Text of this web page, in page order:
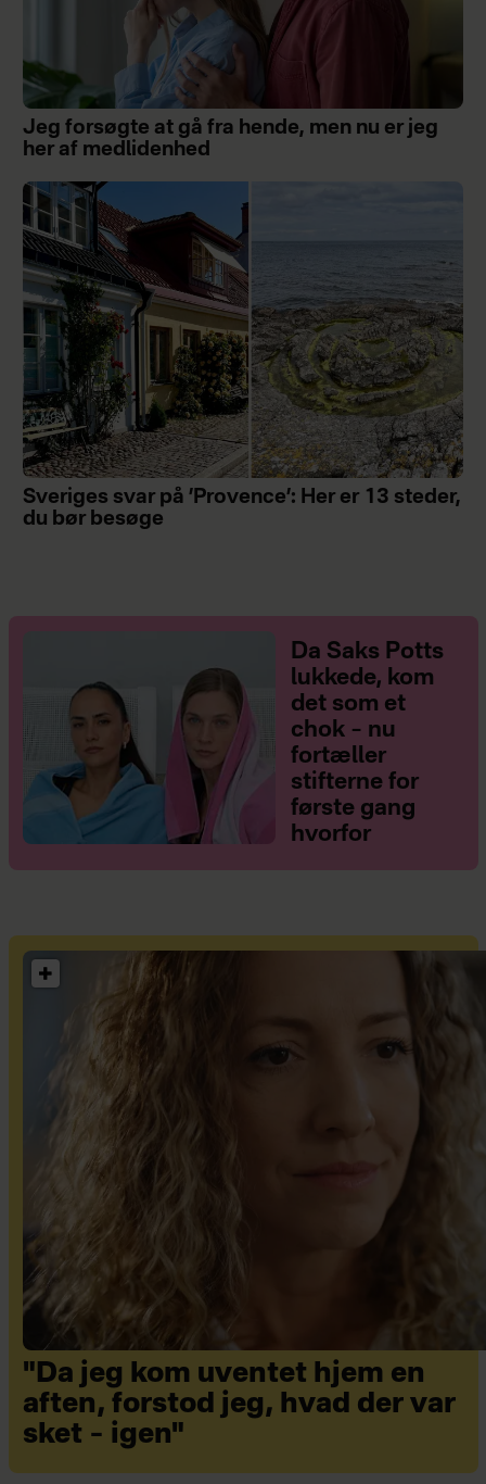
Jeg forsøgte at gå fra hende, men nu er jeg
her af medlidenhed
Sveriges svar på ’Provence’: Her er 13 steder,
du bør besøge
Da Saks Potts
lukkede, kom
det som et
chok – nu
fortæller
stifterne for
første gang
hvorfor
"Da jeg kom uventet hjem en
aften, forstod jeg, hvad der var
sket – igen"